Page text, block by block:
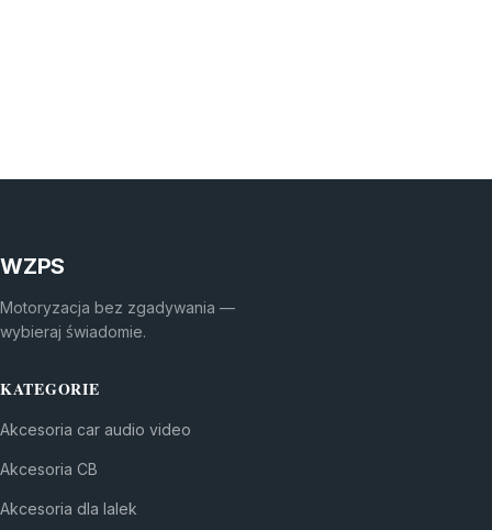
WZPS
Motoryzacja bez zgadywania —
wybieraj świadomie.
KATEGORIE
Akcesoria car audio video
Akcesoria CB
Akcesoria dla lalek